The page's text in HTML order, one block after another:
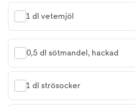
1 dl vetemjöl
0,5 dl sötmandel, hackad
1 dl strösocker